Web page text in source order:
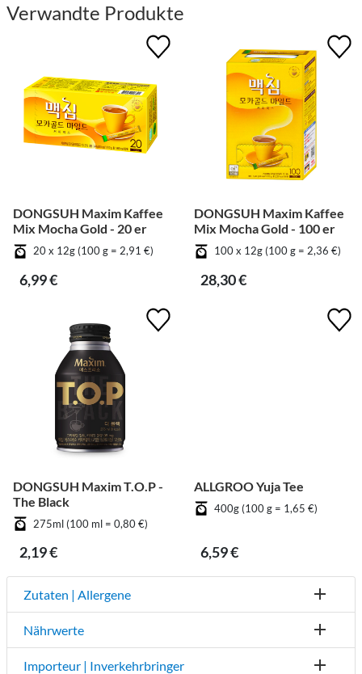
Verwandte Produkte
DONGSUH Maxim Kaffee
Mix Mocha Gold - 20 er
20 x 12g (100 g = 2,91 €)
6,99 €
DONGSUH Maxim Kaffee
Mix Mocha Gold - 100 er
100 x 12g (100 g = 2,36 €)
28,30 €
DONGSUH Maxim T.O.P -
The Black
275ml (100 ml = 0,80 €)
2,19 €
ALLGROO Yuja Tee
400g (100 g = 1,65 €)
6,59 €
Zutaten | Allergene
Nährwerte
Importeur | Inverkehrbringer